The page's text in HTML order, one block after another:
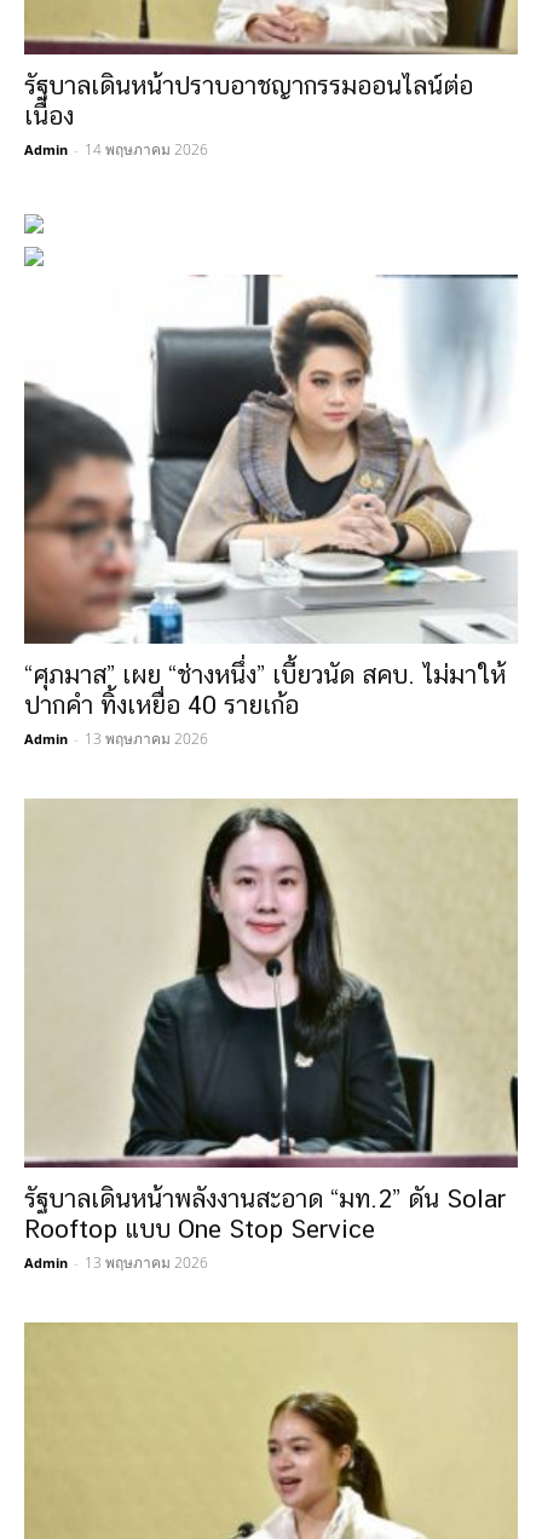
รัฐบาลเดินหน้าปราบอาชญากรรมออนไลน์ต่อ
เนื่อง
Admin - 14 พฤษภาคม 2026
“ศุภมาส” เผย “ช่างหนึ่ง” เบี้ยวนัด สคบ. ไม่มาให้
ปากคำ ทิ้งเหยื่อ 40 รายเก้อ
Admin - 13 พฤษภาคม 2026
รัฐบาลเดินหน้าพลังงานสะอาด “มท.2” ดัน Solar
Rooftop แบบ One Stop Service
Admin - 13 พฤษภาคม 2026